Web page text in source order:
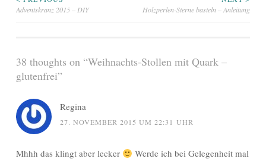
Beitragsnavigation
Adventskranz 2015 – DIY
Holzperlen-Sterne basteln – Anleitung
38 thoughts on “Weihnachts-Stollen mit Quark –
glutenfrei”
Regina
27. NOVEMBER 2015 UM 22:31 UHR
Mhhh das klingt aber lecker
Werde ich bei Gelegenheit mal